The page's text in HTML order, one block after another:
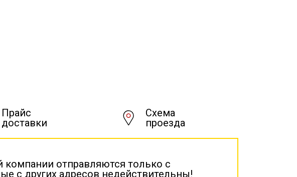
Прайс
доставки
Схема
проезда
отправляются только с
с других адресов недействительны!